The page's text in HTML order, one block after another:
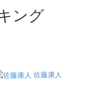
ング
佐藤康人